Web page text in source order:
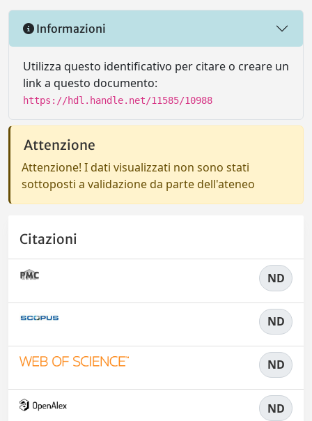
Informazioni
Utilizza questo identificativo per citare o creare un
link a questo documento:
https://hdl.handle.net/11585/10988
Attenzione
Attenzione! I dati visualizzati non sono stati
sottoposti a validazione da parte dell'ateneo
Citazioni
ND
ND
ND
ND